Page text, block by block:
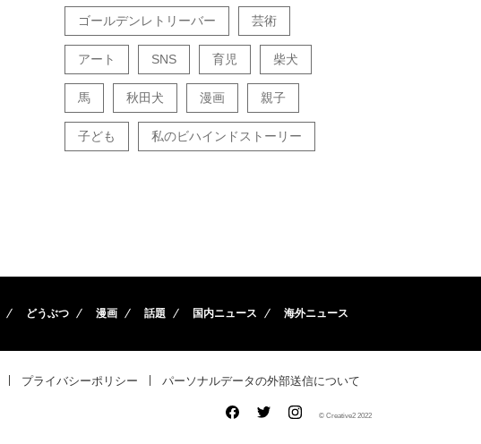
ゴールデンレトリーバー 芸術
アート SNS 育児 柴犬
馬 秋田犬 漫画 親子
子ども 私のビハインドストーリー
どうぶつ 漫画 話題 国内ニュース 海外ニュース
プライバシーポリシー パーソナルデータの外部送信について
© Creative2 2022